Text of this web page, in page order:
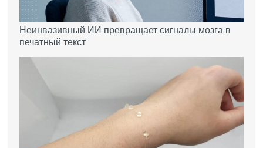
Неинвазивный ИИ превращает сигналы мозга в
печатный текст